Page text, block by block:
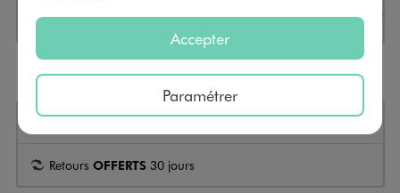
Payez en3X sans fraisdès 50€
Retours OFFERTS 30 jours
Accepter
Paramétrer